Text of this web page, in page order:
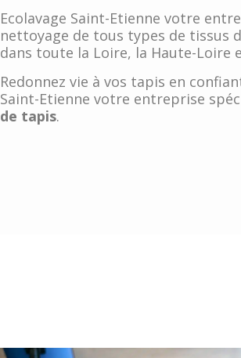
Ecolavage Saint-Etienne votre
nettoyage de tous types de tissus
dans toute la Loire, la Haute-Loire
Redonnez vie à vos tapis en
Saint-Etienne votre entreprise
de tapis.